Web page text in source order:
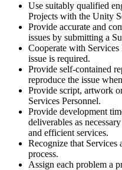
Use suitably qualified
Projects with the Unity
Provide accurate and
issues by submitting a
Cooperate with
issue is required.
Provide self-contained
reproduce the issue
Provide script, artwork
Services Personnel.
Provide development
deliverables as
and efficient services.
Recognize that Services
process.
Assign each problem a